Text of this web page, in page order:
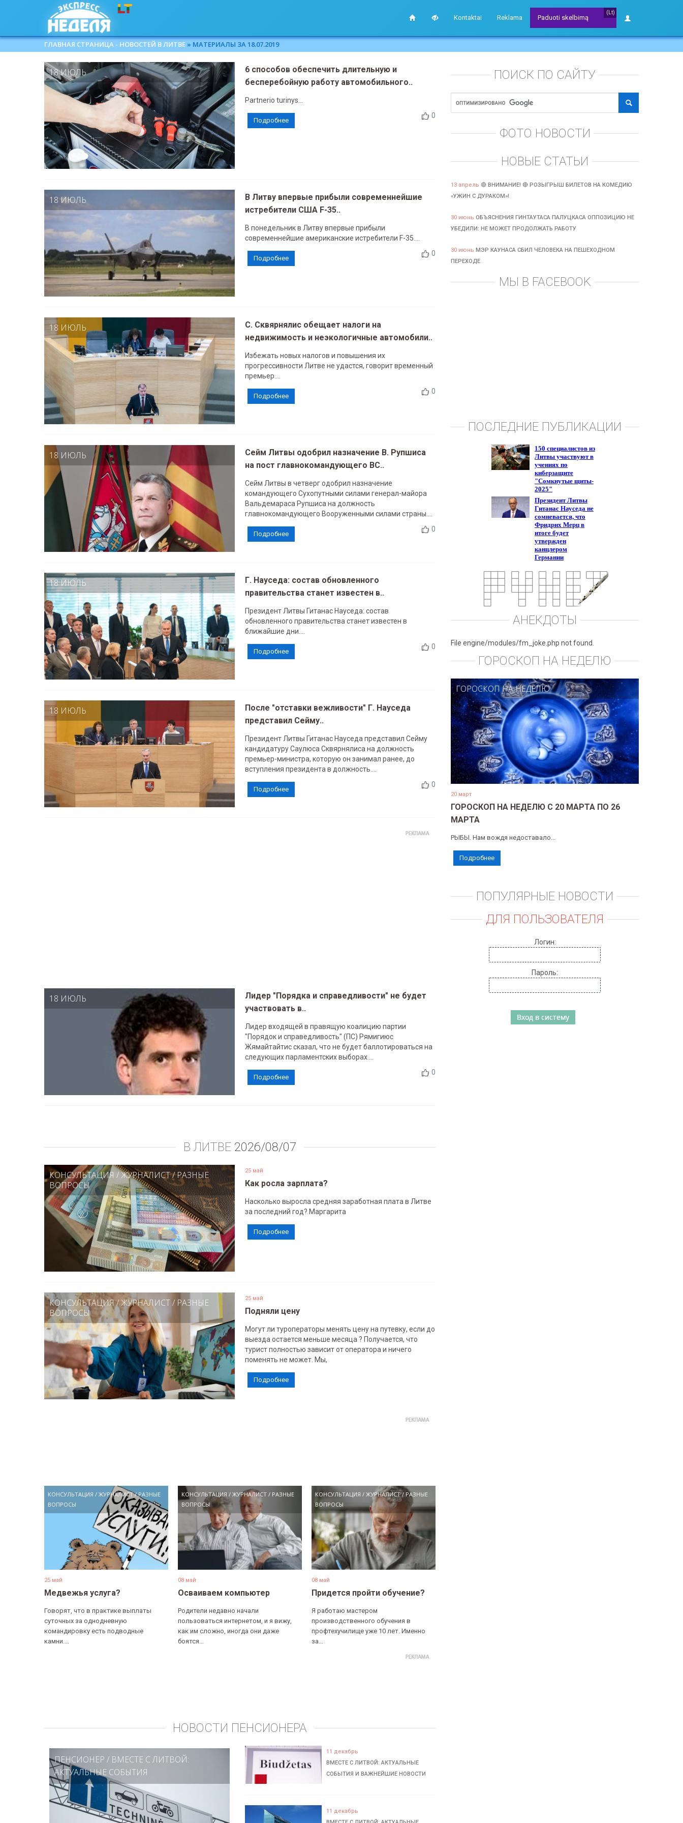
Kontaktai Reklama
(Lt)
Paduoti skelbimą
ГЛАВНАЯ СТРАНИЦА - НОВОСТЕЙ В ЛИТВЕ » МАТЕРИАЛЫ ЗА 18.07.2019
18 ИЮЛЬ
6 способов обеспечить длительную и
бесперебойную работу автомобильного..
Partnerio turinys...
0
Подробнее
18 ИЮЛЬ
В Литву впервые прибыли современнейшие
истребители США F-35..
В понедельник в Литву впервые прибыли
современнейшие американские истребители F-35....
0
Подробнее
18 ИЮЛЬ
С. Сквярнялис обещает налоги на
недвижимость и неэкологичные автомобили..
Избежать новых налогов и повышения их
прогрессивности Литве не удастся, говорит временный
премьер....
0
Подробнее
18 ИЮЛЬ
Сейм Литвы одобрил назначение В. Рупшиса
на пост главнокомандующего ВС..
Сейм Литвы в четверг одобрил назначение
командующего Сухопутными силами генерал-майора
Вальдемараса Рупшиса на должность
главнокомандующего Вооруженными силами страны....
0
Подробнее
18 ИЮЛЬ
Г. Науседа: состав обновленного
правительства станет известен в..
Президент Литвы Гитанас Науседа: состав
обновленного правительства станет известен в
ближайшие дни....
0
Подробнее
18 ИЮЛЬ
После "отставки вежливости" Г. Науседа
представил Cейму..
Президент Литвы Гитанас Науседа представил Сейму
кандидатуру Саулюса Сквярнялиса на должность
премьер-министра, которую он занимал ранее, до
вступления президента в должность....
0
Подробнее
18 ИЮЛЬ
Лидер "Порядка и справедливости" не будет
участвовать в..
Лидер входящей в правящую коалицию партии
"Порядок и справедливость" (ПС) Рямигиюс
Жямайтайтис сказал, что не будет баллотироваться на
следующих парламентских выборах....
0
Подробнее
В ЛИТВЕ 2026/08/07
КОНСУЛЬТАЦИЯ /ЖУРНАЛИСТ/РАЗНЫЕ
ВОПРОСЫ
25 май
Как росла зарплата?
Насколько выросла средняя заработная плата в Литве
за последний год? Маргарита
Подробнее
КОНСУЛЬТАЦИЯ/ЖУРНАЛИСТ/ РАЗНЫЕ
ВОПРОСЫ
25 май
Подняли цену
Могут ли туроператоры менять цену на путевку, если до
выезда остается меньше месяца ? Получается, что
турист полностью зависит от оператора и ничего
поменять не может. Мы,
Подробнее
КОНСУЛЬТАЦИЯ / ЖУРНАЛИСТ/РАЗНЫЕ
ВОПРОСЫ
25 май
Медвежья услуга?
Говорят, что в практике выплаты
суточных за однодневную
командировку есть подводные
камни....
КОНСУЛЬТАЦИЯ /ЖУРНАЛИСТ / РАЗНЫЕ
ВОПРОСЫ
08 май
Осваиваем компьютер
Родители недавно начали
пользоваться интернетом, и я вижу,
как им сложно, иногда они даже
боятся...
КОНСУЛЬТАЦИЯ /ЖУРНАЛИСТ/ РАЗНЫЕ
ВОПРОСЫ
08 май
Придется пройти обучение?
Я работаю мастером
производственного обучения в
профтехучилище уже 10 лет. Именно
за...
НОВОСТИ ПЕНСИОНЕРА
ПЕНСИОНЕР / ВМЕСТЕ С ЛИТВОЙ:
АКТУАЛЬНЫЕ СОБЫТИЯ
11 декабрь
ВМЕСТЕ С ЛИТВОЙ: АКТУАЛЬНЫЕ
СОБЫТИЯ И ВАЖНЕЙШИЕ НОВОСТИ
11 декабрь
ПОИСК ПО САЙТУ
ФОТО НОВОСТИ
НОВЫЕ СТАТЬИ
13 апрель 🔴 ВНИМАНИЕ! 🔴 РОЗЫГРЫШ БИЛЕТОВ НА КОМЕДИЮ
«УЖИН С ДУРАКОМ»!
30 июнь ОБЪЯСНЕНИЯ ГИНТАУТАСА ПАЛУЦКАСА ОППОЗИЦИЮ НЕ
УБЕДИЛИ: НЕ МОЖЕТ ПРОДОЛЖАТЬ РАБОТУ
30 июнь МЭР КАУНАСА СБИЛ ЧЕЛОВЕКА НА ПЕШЕХОДНОМ
ПЕРЕХОДЕ
МЫ В FACEBOOK
ПОСЛЕДНИЕ ПУБЛИКАЦИИ
АНЕКДОТЫ
File engine/modules/fm_joke.php not found.
ГОРОСКОП НА НЕДЕЛЮ
ГОРОСКОП НА НЕДЕЛЮ
20 март
ГОРОСКОП НА НЕДЕЛЮ С 20 МАРТА ПО 26
МАРТА
РЫБЫ. Нам вождя недоставало...
Подробнее
ПОПУЛЯРНЫЕ НОВОСТИ
ДЛЯ ПОЛЬЗОВАТЕЛЯ
Логин:
Пароль: